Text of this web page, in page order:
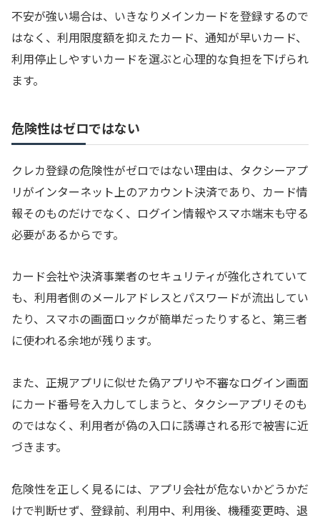
不安が強い場合は、いきなりメインカードを登録するので
はなく、利用限度額を抑えたカード、通知が早いカード、
利用停止しやすいカードを選ぶと心理的な負担を下げられ
ます。
危険性はゼロではない
クレカ登録の危険性がゼロではない理由は、タクシーアプ
リがインターネット上のアカウント決済であり、カード情
報そのものだけでなく、ログイン情報やスマホ端末も守る
必要があるからです。
カード会社や決済事業者のセキュリティが強化されていて
も、利用者側のメールアドレスとパスワードが流出してい
たり、スマホの画面ロックが簡単だったりすると、第三者
に使われる余地が残ります。
また、正規アプリに似せた偽アプリや不審なログイン画面
にカード番号を入力してしまうと、タクシーアプリそのも
のではなく、利用者が偽の入口に誘導される形で被害に近
づきます。
危険性を正しく見るには、アプリ会社が危ないかどうかだ
けで判断せず、登録前、利用中、利用後、機種変更時、退